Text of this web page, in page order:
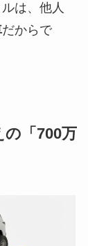
は、他人
だからで
「700万